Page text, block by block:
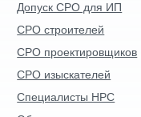
Допуск СРО для ИП
СРО строителей
СРО проектировщиков
СРО изыскателей
Специалисты НРС